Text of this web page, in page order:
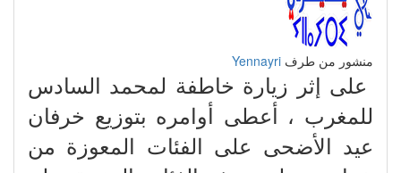
منشور من طرف Yennayri
على إثر زيارة خاطفة لمحمد السادس
للمغرب ، أعطى أوامره بتوزيع خرفان
عيد الأضحى على الفئات المعوزة من